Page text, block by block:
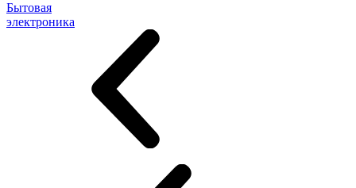
Бытовая
электроника